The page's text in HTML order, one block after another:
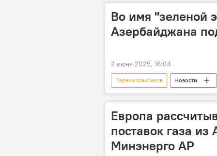
солнечная электростанция
Во имя "зеленой
Азербайджана
2 июня 2025, 16:04
Парвиз Шахбазов Новости
возобновляемая энергия
Европа
поставок газа
Минэнерго АР